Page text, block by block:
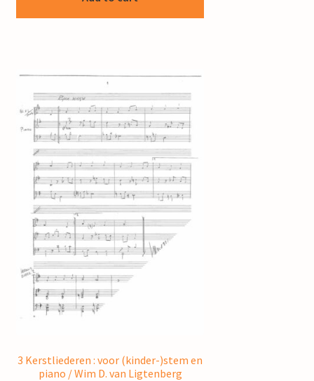
3 Kerstliederen : voor (kinder-)stem en
piano / Wim D. van Ligtenberg